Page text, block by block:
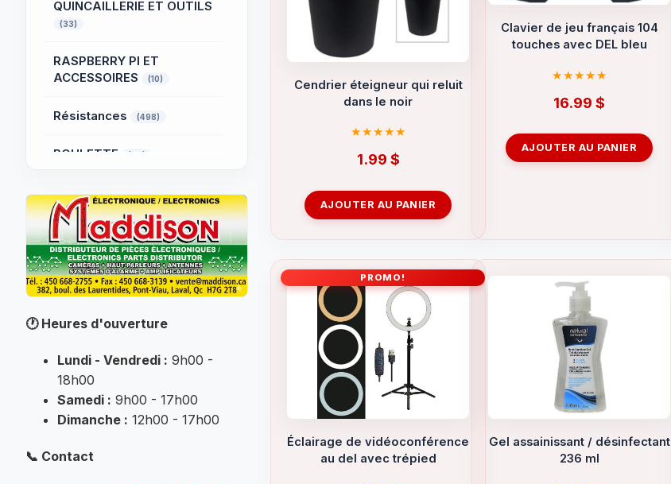
QUINCAILLERIE ET OUTILS
(33)
RASPBERRY PI ET
ACCESSOIRES
(10)
Résistances (498)
ROULETTE (49)
SYSTÈME D'ALARME
(35)
TÉLÉPHONE (41)
TERMINAUX (25)
Tube thermo-rétractable
🕐Heures d'ouverture
Lundi - Vendredi : 9h00 -
18h00
Samedi : 9h00 - 17h00
Dimanche : 12h00 - 17h00
📞 Contact
Cendrier éteigneur qui reluit
dans le noir
1.99 $
AJOUTER AU PANIER
Clavier de jeu français 104
touches avec DEL bleu
16.99 $
AJOUTER AU PANIER
PROMO!
Éclairage de vidéoconférence
au del avec trépied
Gel assainissant / désinfectant
236 ml